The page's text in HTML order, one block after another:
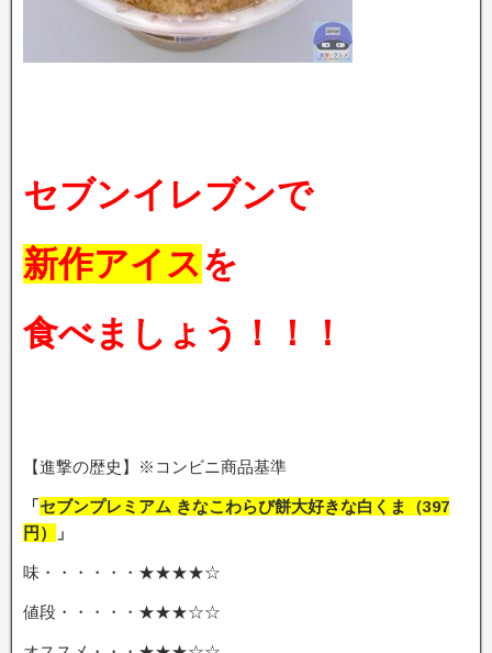
セブンイレブンで
新作アイスを
食べましょう！！！
【進撃の歴史】※コンビニ商品基準
「セブンプレミアム きなこわらび餅大好きな白くま
（397
円）
」
味・・・・・・★★★★☆
値段・・・・・★★★☆☆